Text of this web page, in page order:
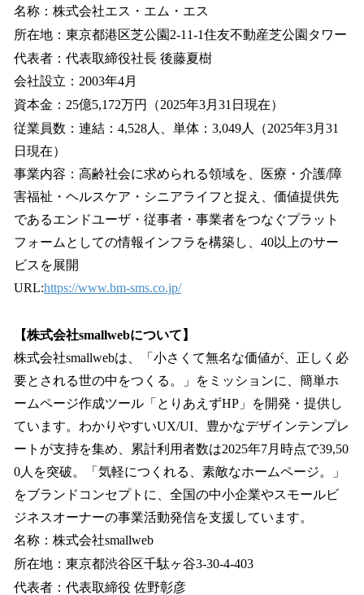
名称：株式会社エス・エム・エス
所在地：東京都港区芝公園2-11-1住友不動産芝公園タワー
代表者：代表取締役社長 後藤夏樹
会社設立：2003年4月
資本金：25億5,172万円（2025年3月31日現在）
従業員数：連結：4,528人、単体：3,049人（2025年3月31
日現在）
事業内容：高齢社会に求められる領域を、医療・介護/障
害福祉・ヘルスケア・シニアライフと捉え、価値提供先
であるエンドユーザ・従事者・事業者をつなぐプラット
フォームとしての情報インフラを構築し、40以上のサー
ビスを展開
URL:https://www.bm-sms.co.jp/
【株式会社smallwebについて】
株式会社smallwebは、「小さくて無名な価値が、正しく必
要とされる世の中をつくる。」をミッションに、簡単ホ
ームページ作成ツール「とりあえずHP」を開発・提供し
ています。わかりやすいUX/UI、豊かなデザインテンプレ
ートが支持を集め、累計利用者数は2025年7月時点で39,50
0人を突破。「気軽につくれる、素敵なホームページ。」
をブランドコンセプトに、全国の中小企業やスモールビ
ジネスオーナーの事業活動発信を支援しています。
名称：株式会社smallweb
所在地：東京都渋谷区千駄ヶ谷3-30-4-403
代表者：代表取締役 佐野彰彦